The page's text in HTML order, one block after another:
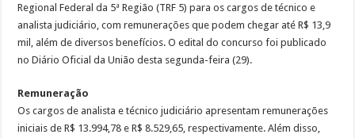
Regional Federal da 5ª Região (TRF 5) para os cargos de técnico e
analista judiciário, com remunerações que podem chegar até R$ 13,9
mil, além de diversos benefícios. O edital do concurso foi publicado
no Diário Oficial da União desta segunda-feira (29).
Remuneração
Os cargos de analista e técnico judiciário apresentam remunerações
iniciais de R$ 13.994,78 e R$ 8.529,65, respectivamente. Além disso,